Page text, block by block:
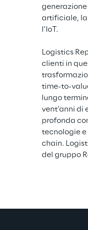
artificiale, la
l’IoT.
Logistics
clienti in
time-to-
lungo
vent’anni di
profonda
tecnologie e
chain.
del gruppo